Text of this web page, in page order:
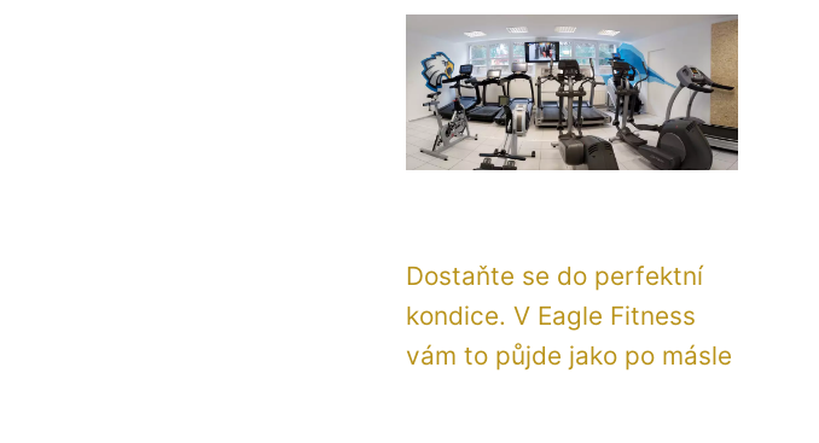
Dostaňte se do perfektní
kondice. V Eagle Fitness
vám to půjde jako po másle